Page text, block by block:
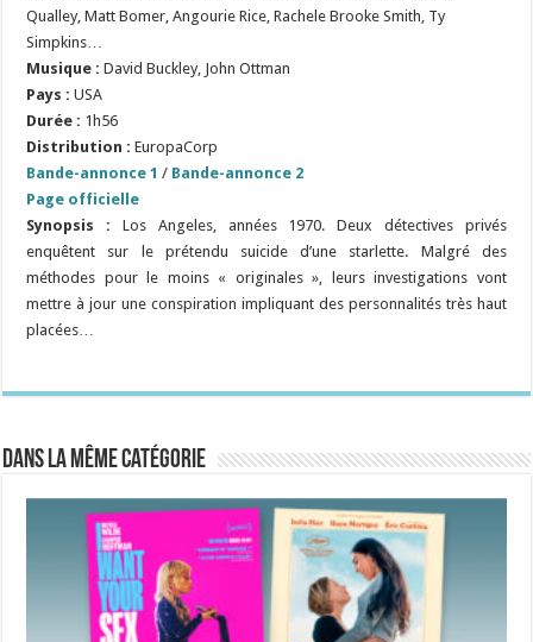
Qualley, Matt Bomer, Angourie Rice, Rachele Brooke Smith, Ty
Simpkins…
Musique : David Buckley, John Ottman
Pays : USA
Durée : 1h56
Distribution : EuropaCorp
Bande-annonce 1 / Bande-annonce 2
Page officielle
Synopsis : Los Angeles, années 1970. Deux détectives privés
enquêtent sur le prétendu suicide d’une starlette. Malgré des
méthodes pour le moins « originales », leurs investigations vont
mettre à jour une conspiration impliquant des personnalités très haut
placées…
Dans la même catégorie